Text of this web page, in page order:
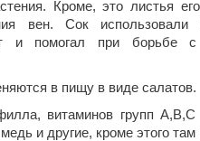
Кроме, это листья
вен. Сок использовали
и помогал при борьбе
в пищу в виде салатов.
витаминов групп
и другие, кроме этого там